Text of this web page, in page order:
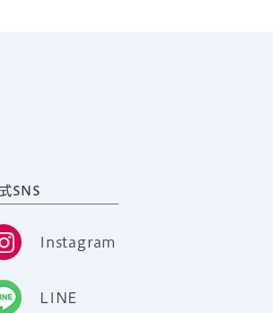
SNS
Instagram
LINE